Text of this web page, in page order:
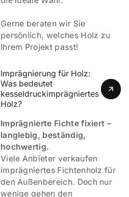
Gerne beraten wir Sie
persönlich, welches Holz zu
Ihrem Projekt passt!
Imprägnierung für Holz:
Was bedeutet
kesseldruckimprägniertes
Holz?
Imprägnierte Fichte fixiert –
langlebig, beständig,
hochwertig.
Viele Anbieter verkaufen
imprägniertes Fichtenholz für
den Außenbereich. Doch nur
wenige gehen den